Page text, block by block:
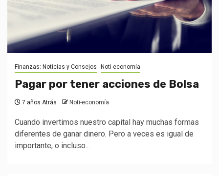
Finanzas: Noticias y Consejos Noti-economía
Pagar por tener acciones de Bolsa
7 años Atrás Noti-economía
Cuando invertimos nuestro capital hay muchas formas
diferentes de ganar dinero. Pero a veces es igual de
importante, o incluso...